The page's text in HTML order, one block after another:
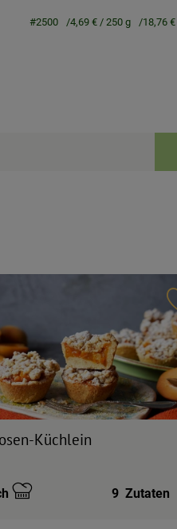
#2500 4,69 € / 250 g 18,76 €
hinzufügen
Küchlein
9 Zutaten